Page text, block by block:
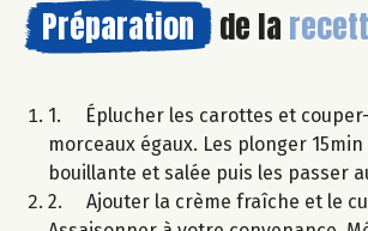
Préparation de la
1. Éplucher les carottes et
morceaux égaux. Les plonger
bouillante et salée puis les passer
2. Ajouter la crème fraîche et le